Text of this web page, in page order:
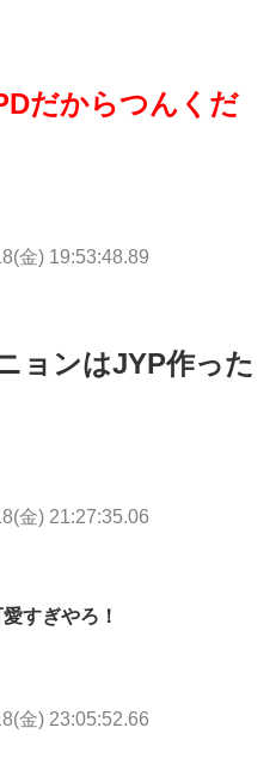
だからつんくだ
金) 19:53:48.89
ョンはJYP作った
金) 21:27:35.06
すぎやろ！
金) 23:05:52.66